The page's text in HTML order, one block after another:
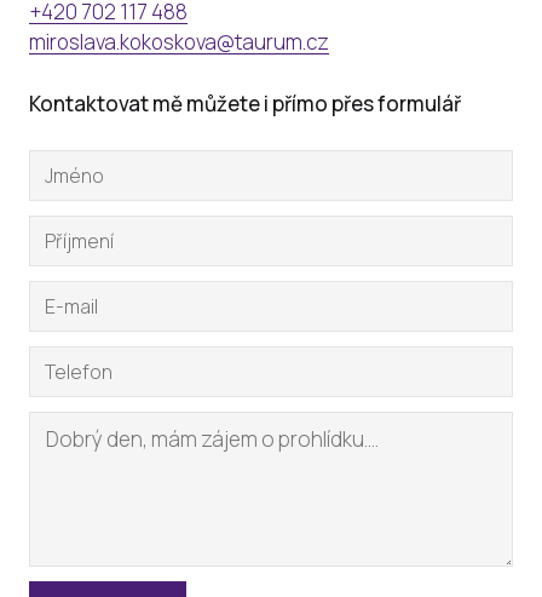
+420 702 117 488
miroslava.kokoskova@taurum.cz
Kontaktovat mě můžete i přímo přes formulář